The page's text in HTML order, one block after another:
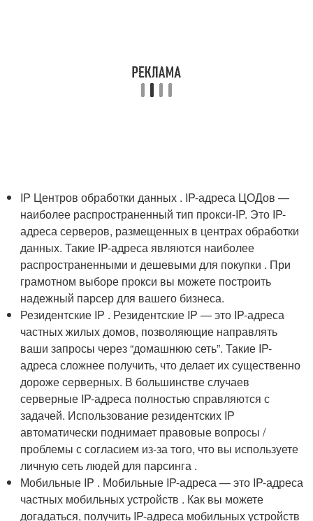
IP Центров обработки данных . IP-адреса ЦОДов —
наиболее распространенный тип прокси-IP. Это IP-
адреса серверов, размещенных в центрах обработки
данных. Такие IP-адреса являются наиболее
распространенными и дешевыми для покупки . При
грамотном выборе прокси вы можете построить
надежный парсер для вашего бизнеса.
Резидентские IP . Резидентские IP — это IP-адреса
частных жилых домов, позволяющие направлять
ваши запросы через “домашнюю сеть”. Такие IP-
адреса сложнее получить, что делает их существенно
дороже серверных. В большинстве случаев
серверные IP-адреса полностью справляются с
задачей. Использование резидентских IP
автоматически поднимает правовые вопросы /
проблемы с согласием из-за того, что вы используете
личную сеть людей для парсинга .
Мобильные IP . Мобильные IP-адреса — это IP-адреса
частных мобильных устройств . Как вы можете
догадаться, получить IP-адреса мобильных устройств